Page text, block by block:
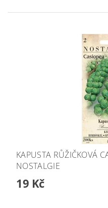
KAPUSTA RŮŽIČKOVÁ
NOSTALGIE
19 Kč